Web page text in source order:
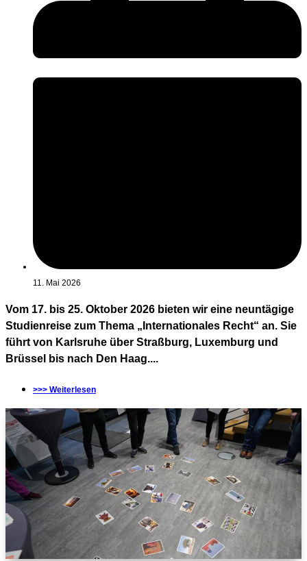
11. Mai 2026
Vom 17. bis 25. Oktober 2026 bieten wir eine neuntägige
Studienreise zum Thema „Internationales Recht“ an. Sie
führt von Karlsruhe über Straßburg, Luxemburg und
Brüssel bis nach Den Haag....
>>> Weiterlesen